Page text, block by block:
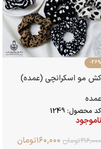
-26%
کش مو اسکرانچی (عمده)
عمده
کد محصول: 1249
ناموجود
۲۱۶,۰۰۰تومان ۱۶۰,۰۰۰تومان